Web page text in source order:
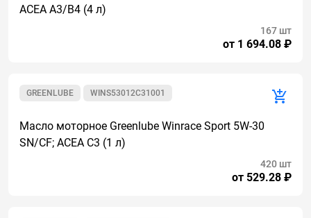
ACEA A3/B4 (4 л)
от 1 694.08 ₽
167 шт
WINS53012C31001
GREENLUBE
Масло моторное Greenlube Winrace Sport 5W-30
SN/CF; ACEA C3 (1 л)
от 529.28 ₽
420 шт